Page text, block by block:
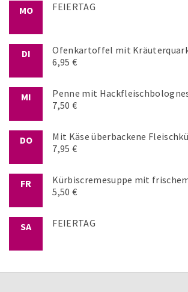
MO FEIERTAG
DI
Ofenkartoffel mit
6,95 €
MI
Penne mit
7,50 €
DO
Mit Käse überbackene
7,95 €
FR
Kürbiscremesuppe mit
5,50 €
SA FEIERTAG